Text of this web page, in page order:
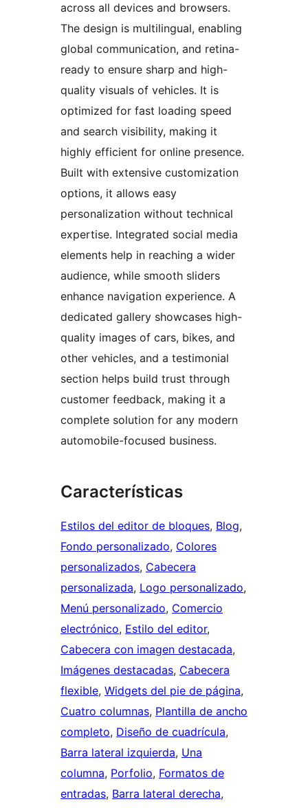
across all devices and browsers.
The design is multilingual, enabling
global communication, and retina-
ready to ensure sharp and high-
quality visuals of vehicles. It is
optimized for fast loading speed
and search visibility, making it
highly efficient for online presence.
Built with extensive customization
options, it allows easy
personalization without technical
expertise. Integrated social media
elements help in reaching a wider
audience, while smooth sliders
enhance navigation experience. A
dedicated gallery showcases high-
quality images of cars, bikes, and
other vehicles, and a testimonial
section helps build trust through
customer feedback, making it a
complete solution for any modern
automobile-focused business.
Características
Estilos del editor de bloques, Blog
Fondo personalizado, Colores
personalizados, Cabecera
personalizada, Logo personalizado
Menú personalizado, Comercio
electrónico, Estilo del editor
Cabecera con imagen destacada
Imágenes destacadas, Cabecera
flexible, Widgets del pie de página
Cuatro columnas, Plantilla de ancho
completo, Diseño de cuadrícula
Barra lateral izquierda, Una
columna, Porfolio, Formatos de
entradas, Barra lateral derecha